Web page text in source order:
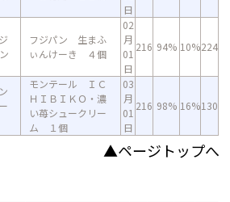
日
フジパン 生まふ
ぃんけーき ４個
02
月
01
日
216 94% 10%224
モンテール ＩＣ
ＨＩＢＩＫＯ・濃
い苺シュークリー
ム １個
03
月
01
日
216 98% 16%130
▲ページトップへ